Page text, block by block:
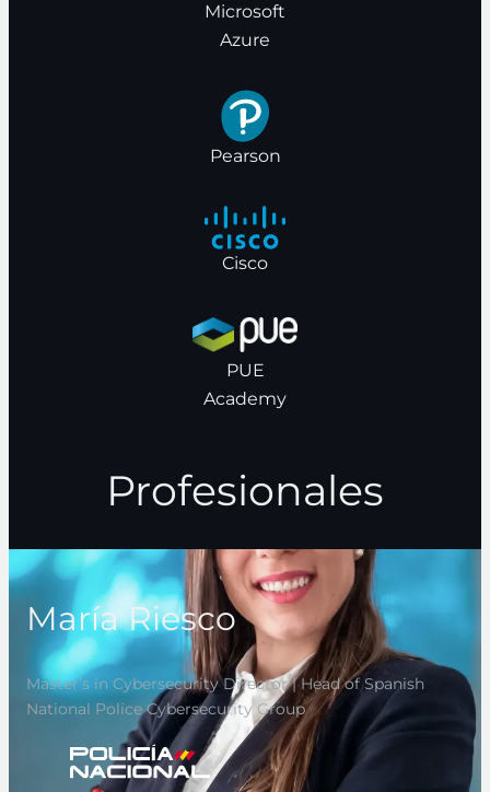
Microsoft
Azure
Pearson
Cisco
PUE
Academy
Profesionales
María Riesco
Master’s in Cybersecurity Director | Head of Spanish
National Police Cybersecurity Group